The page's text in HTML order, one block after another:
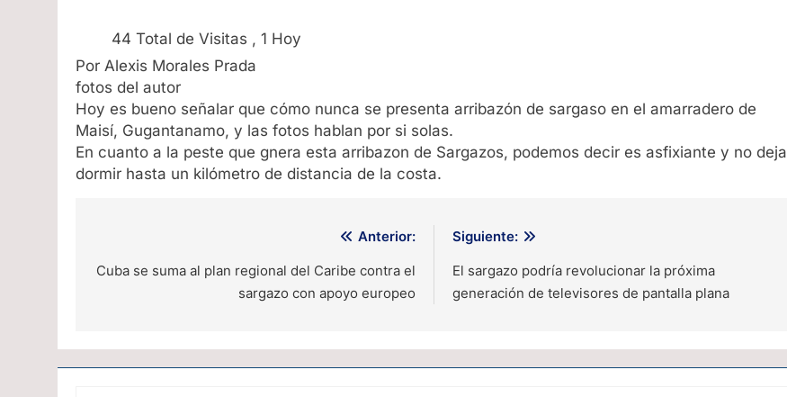
44 Total de Visitas , 1 Hoy
Por Alexis Morales Prada
fotos del autor
Hoy es bueno señalar que cómo nunca se presenta arribazón de sargaso en el amarradero de
Maisí, Gugantanamo, y las fotos hablan por si solas.
En cuanto a la peste que gnera esta arribazon de Sargazos, podemos decir es asfixiante y no deja
dormir hasta un kilómetro de distancia de la costa.
de
Anterior:
Cuba se suma al plan regional del Caribe contra el
sargazo con apoyo europeo
Siguiente:
El sargazo podría revolucionar la próxima
generación de televisores de pantalla plana